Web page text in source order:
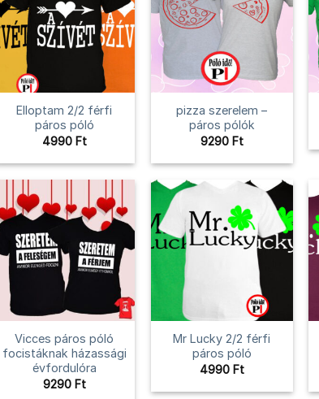
Elloptam 2/2 férfi
páros póló
4990 Ft
pizza szerelem –
páros pólók
9290 Ft
Vicces páros póló
focistáknak házassági
évfordulóra
9290 Ft
Mr Lucky 2/2 férfi
páros póló
4990 Ft